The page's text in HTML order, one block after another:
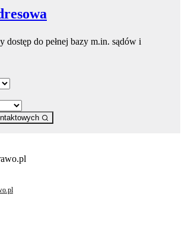
dostęp do pełnej bazy m.in. sądów i